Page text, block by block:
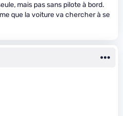
mais pas sans pilote à bord.
que la voiture va chercher à se